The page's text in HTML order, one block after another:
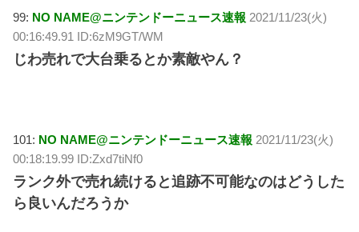
99: NO NAME@ニンテンドーニュース速報 2021/11/23(火)
00:16:49.91 ID:6zM9GT/WM
じわ売れで大台乗るとか素敵やん？
101: NO NAME@ニンテンドーニュース速報 2021/11/23(火)
00:18:19.99 ID:Zxd7tiNf0
ランク外で売れ続けると追跡不可能なのはどうした
ら良いんだろうか